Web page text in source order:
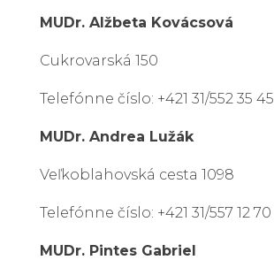
MUDr. Alžbeta Kovácsová
Cukrovarská 150
Telefónne číslo: +421 31/552 35 45
MUDr. Andrea Lužák
Veľkoblahovská cesta 1098
Telefónne číslo: +421 31/557 12 70
MUDr. Pintes Gabriel